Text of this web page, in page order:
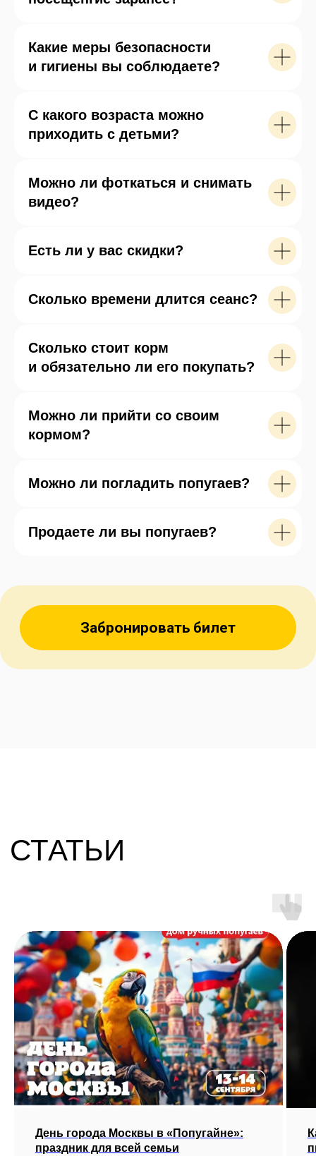
и чирикая на ухо.
Среди всех пернатых выделяется большой
сине-желтый ара и серый жако.
нежный небесно-голубой цвет. Никогда
раньше таких не видели.
превращаются в маленьких детей
и с нежностью рассматривают каждого
попугайчика.
и готовы долго рассказывать о характере
Важно не забывать про безопасность
зернышки.
попугая можно тоже приобрести и забрать
Какие меры безопасности
и гигиены вы соблюдаете?
С какого возраста можно
приходить с детьми?
Можно ли фоткаться и снимать
видео?
Есть ли у вас скидки?
Сколько времени длится сеанс?
Сколько стоит корм
и обязательно ли его покупать?
Можно ли прийти со своим
кормом?
Можно ли погладить попугаев?
Продаете ли вы попугаев?
День города Москвы в «Попугайне»:
праздник для всей семьи